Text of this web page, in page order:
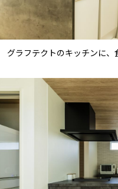
グラフテクトのキッチンに、